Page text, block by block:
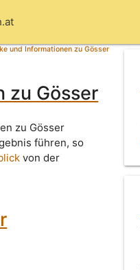
und Informationen zu Gösser
zu Gösser
zu Gösser
führen, so
von der